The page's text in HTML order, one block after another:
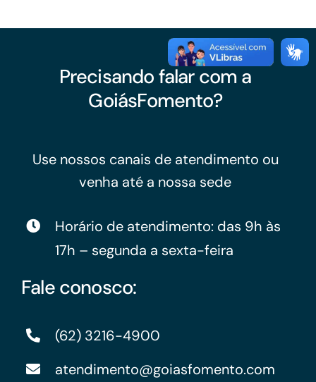
Precisando falar com a
GoiásFomento?
Use nossos canais de atendimento ou
venha até a nossa sede
Horário de atendimento: das 9h às
17h – segunda a sexta-feira
Fale conosco:
(62) 3216-4900
atendimento@goiasfomento.com